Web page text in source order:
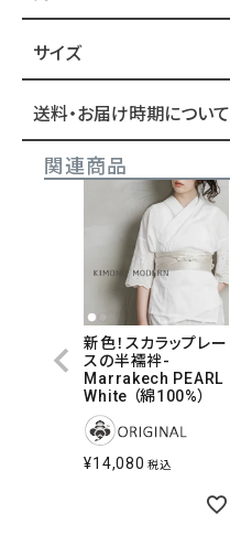
サイズ
送料・お届け時期について
関連商品
新色！スカラップレー
スの半襦袢-
Marrakech PEARL
White （綿100%）
¥14,080 税込